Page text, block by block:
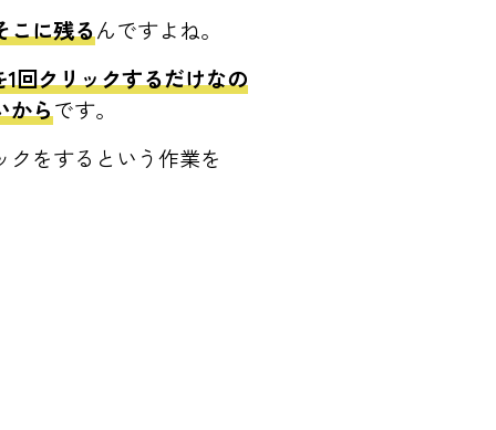
こに残るんですよね。
回クリックするだけなの
からです。
をするという作業を